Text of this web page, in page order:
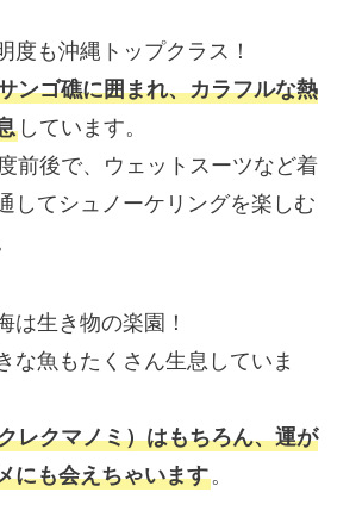
度も沖縄トップクラス！
ンゴ礁に囲まれ、カラフルな熱
しています。
前後で、ウェットスーツなど着
してシュノーケリングを楽しむ
は生き物の楽園！
な魚もたくさん生息していま
レクマノミ）はもちろん、運が
にも会えちゃいます。